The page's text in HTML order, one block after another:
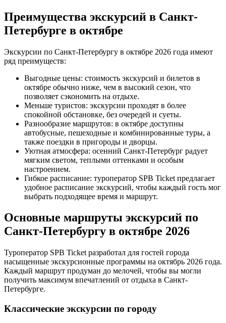
Преимущества экскурсий в Санкт-
Петербурге в октябре
Экскурсии по Санкт-Петербургу в октябре 2026 года имеют
ряд преимуществ:
Выгодные цены: стоимость экскурсий и билетов в
октябре обычно ниже, чем в высокий сезон, что
позволяет сэкономить на отдыхе.
Меньше туристов: экскурсии проходят в более
спокойной обстановке, без очередей и суеты.
Разнообразие маршрутов: в октябре доступны
автобусные, пешеходные и комбинированные туры, а
также поездки в пригороды и дворцы.
Уютная атмосфера: осенний Санкт-Петербург радует
мягким светом, теплыми оттенками и особым
настроением.
Гибкое расписание: туроператор SPB Ticket предлагает
удобное расписание экскурсий, чтобы каждый гость мог
выбрать подходящее время и маршрут.
Основные маршруты экскурсий по
Санкт-Петербургу в октябре 2026
Туроператор SPB Ticket разработал для гостей города
насыщенные экскурсионные программы на октябрь 2026 года.
Каждый маршрут продуман до мелочей, чтобы вы могли
получить максимум впечатлений от отдыха в Санкт-
Петербурге.
Классические экскурсии по городу